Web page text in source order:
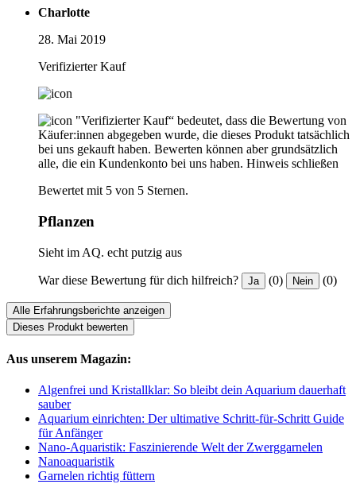
Charlotte
28. Mai 2019
Verifizierter Kauf
"Verifizierter Kauf“ bedeutet, dass die Bewertung von
Käufer:innen abgegeben wurde, die dieses Produkt tatsächlich
bei uns gekauft haben. Bewerten können aber grundsätzlich
alle, die ein Kundenkonto bei uns haben. Hinweis schließen
Bewertet mit 5 von 5 Sternen.
Pflanzen
Sieht im AQ. echt putzig aus
War diese Bewertung für dich hilfreich? Ja (0) Nein (0)
Alle Erfahrungsberichte anzeigen
Dieses Produkt bewerten
Aus unserem Magazin:
Algenfrei und Kristallklar: So bleibt dein Aquarium dauerhaft
sauber
Aquarium einrichten: Der ultimative Schritt-für-Schritt Guide
für Anfänger
Nano-Aquaristik: Faszinierende Welt der Zwerggarnelen
Nanoaquaristik
Garnelen richtig füttern